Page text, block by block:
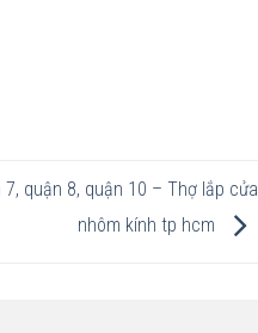
quận 8, quận 10 – Thợ lắp cửa
nhôm kính tp hcm